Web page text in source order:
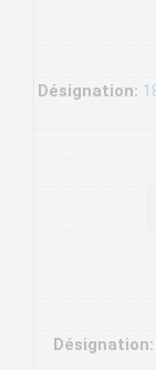
Désignation:
Désignation: